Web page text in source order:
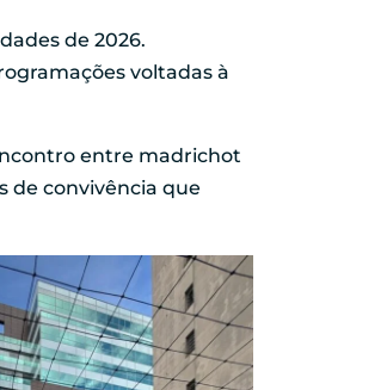
de 2026.
voltadas à
entre madrichot
de convivência que